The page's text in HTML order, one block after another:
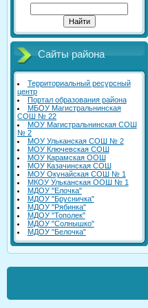
Сайты района
Территориальный ресурсный
центр
Портал образования района
МБОУ Магистральнинская
СОШ № 22
МОУ Магистральнинская СОШ
№ 2
МОУ Ульканская СОШ № 2
МОУ Ключевская СОШ
МОУ Карамская ООШ
МОУ Казачинская СОШ
МОУ Окунайская СОШ № 1
МКОУ Ульканская ООШ № 1
МДОУ "Елочка"
МДОУ "Брусничка"
МДОУ "Рябинка"
МДОУ "Тополек"
МДОУ "Солнышко"
МДОУ "Белочка"